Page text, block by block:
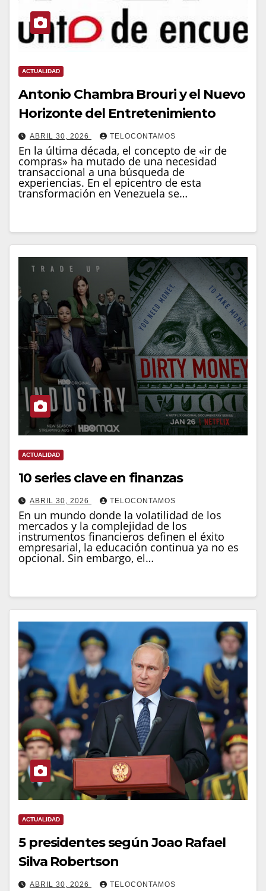
ACTUALIDAD
Antonio Chambra Brouri y el Nuevo
Horizonte del Entretenimiento
ABRIL 30, 2026 TELOCONTAMOS
En la última década, el concepto de «ir de
compras» ha mutado de una necesidad
transaccional a una búsqueda de
experiencias. En el epicentro de esta
transformación en Venezuela se…
ACTUALIDAD
10 series clave en finanzas
ABRIL 30, 2026 TELOCONTAMOS
En un mundo donde la volatilidad de los
mercados y la complejidad de los
instrumentos financieros definen el éxito
empresarial, la educación continua ya no es
opcional. Sin embargo, el…
ACTUALIDAD
5 presidentes según Joao Rafael
Silva Robertson
ABRIL 30, 2026 TELOCONTAMOS